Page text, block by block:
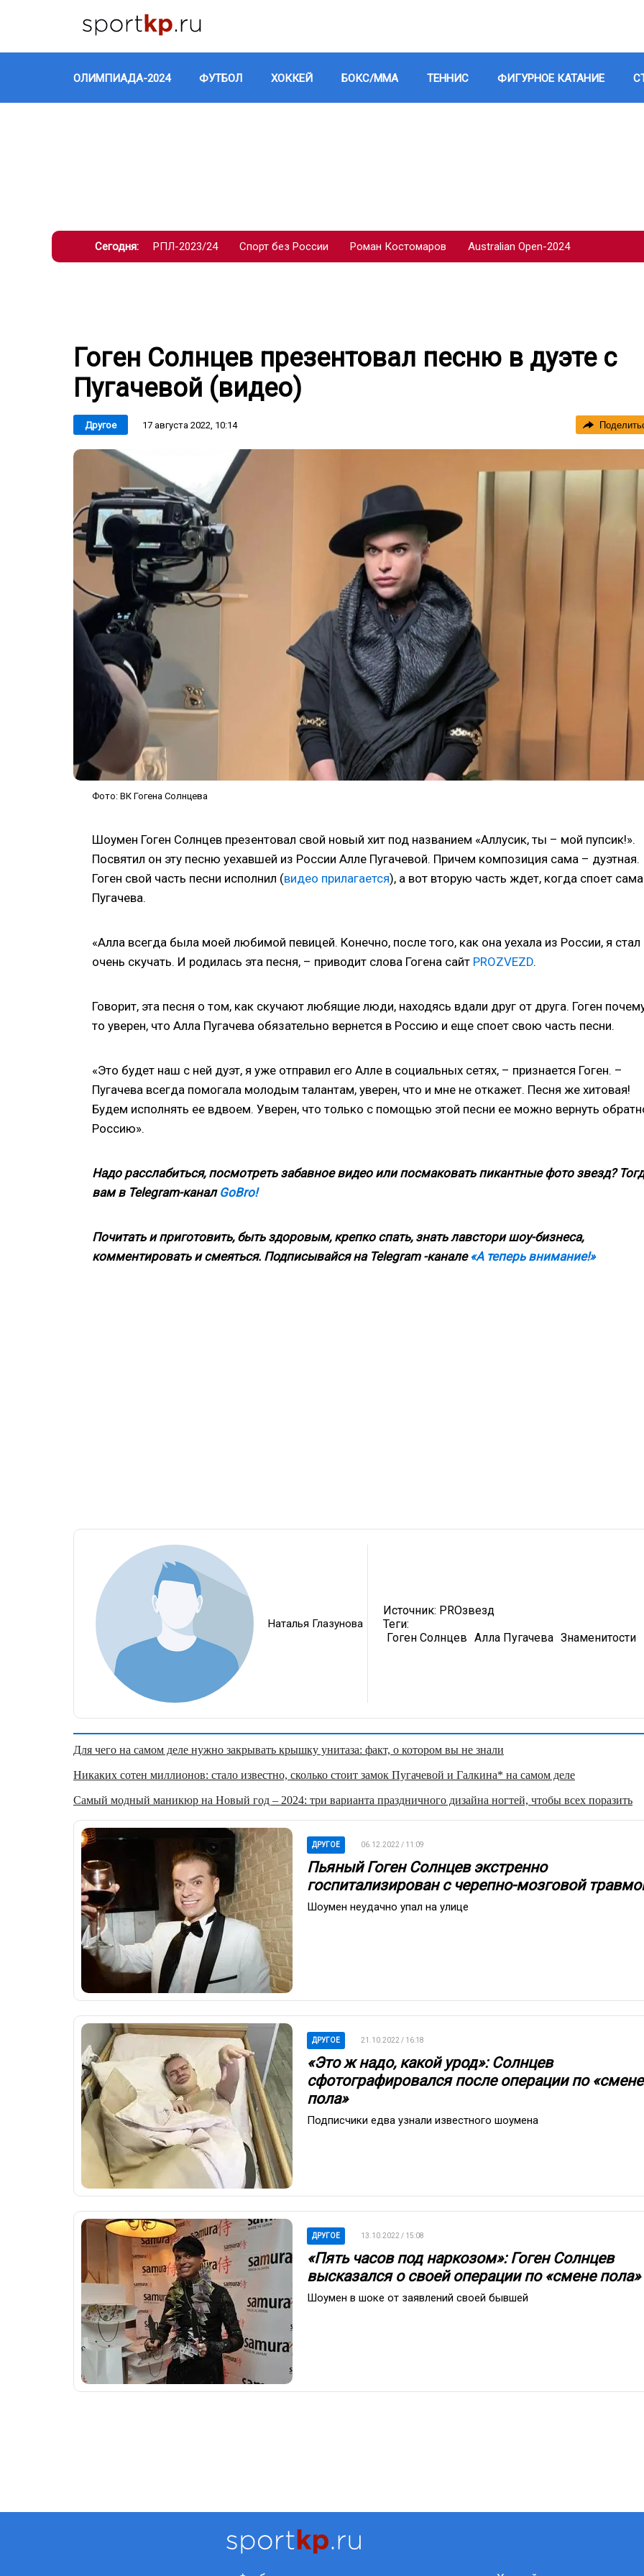
ОЛИМПИАДА-2024 ФУТБОЛ ХОККЕЙ БОКС/ММА ТЕННИС ФИГУРНОЕ КАТАНИЕ
Сегодня: РПЛ-2023/24 Спорт без России Роман Костомаров Australian Open-2024
Гоген Солнцев презентовал песню в дуэте с
Пугачевой (видео)
Другое 17 августа 2022, 10:14
Фото: ВК Гогена Солнцева
Шоумен Гоген Солнцев презентовал свой новый хит под названием «Аллусик, ты – мой пупсик!».
Посвятил он эту песню уехавшей из России Алле Пугачевой. Причем композиция сама – дуэтная.
Гоген свой часть песни исполнил (видео прилагается), а вот вторую часть ждет, когда споет сама
Пугачева.
«Алла всегда была моей любимой певицей. Конечно, после того, как она уехала из России, я стал
очень скучать. И родилась эта песня, – приводит слова Гогена сайт PROZVEZD.
Говорит, эта песня о том, как скучают любящие люди, находясь вдали друг от друга. Гоген
то уверен, что Алла Пугачева обязательно вернется в Россию и еще споет свою часть песни.
«Это будет наш с ней дуэт, я уже отправил его Алле в социальных сетях, – признается Гоген. –
Пугачева всегда помогала молодым талантам, уверен, что и мне не откажет. Песня же хитовая!
Будем исполнять ее вдвоем. Уверен, что только с помощью этой песни ее можно вернуть
Россию».
Надо расслабиться, посмотреть забавное видео или посмаковать пикантные фото звезд?
вам в Telegram-канал GoBro!
Почитать и приготовить, быть здоровым, крепко спать, знать лавстори шоу-бизнеса,
комментировать и смеяться. Подписывайся на Telegram -канале «А теперь внимание!»
Наталья Глазунова
Источник: PROзвезд
Теги:
Гоген Солнцев Алла Пугачева Знаменитости
Для чего на самом деле нужно закрывать крышку унитаза: факт, о котором вы не знали
Никаких сотен миллионов: стало известно, сколько стоит замок Пугачевой и Галкина* на самом деле
Самый модный маникюр на Новый год – 2024: три варианта праздничного дизайна ногтей, чтобы всех поразить
ДРУГОЕ 06.12.2022 / 11:09
Пьяный Гоген Солнцев экстренно
госпитализирован с черепно-мозговой
Шоумен неудачно упал на улице
ДРУГОЕ 21.10.2022 / 16:18
«Это ж надо, какой урод»: Солнцев
сфотографировался после операции по «смене
пола»
Подписчики едва узнали известного шоумена
ДРУГОЕ 13.10.2022 / 15:08
«Пять часов под наркозом»: Гоген Солнцев
высказался о своей операции по «смене пола»
Шоумен в шоке от заявлений своей бывшей